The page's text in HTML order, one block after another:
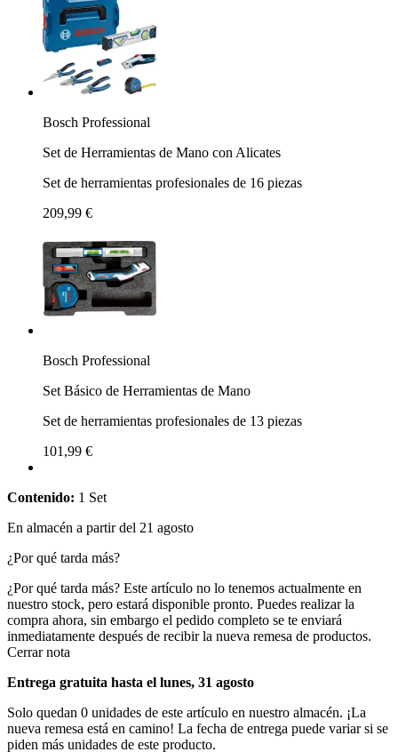
Bosch Professional
Set de Herramientas de Mano con Alicates
Set de herramientas profesionales de 16 piezas
209,99 €
Bosch Professional
Set Básico de Herramientas de Mano
Set de herramientas profesionales de 13 piezas
101,99 €
Contenido: 1 Set
En almacén a partir del 21 agosto
¿Por qué tarda más?
¿Por qué tarda más? Este artículo no lo tenemos actualmente en
nuestro stock, pero estará disponible pronto. Puedes realizar la
compra ahora, sin embargo el pedido completo se te enviará
inmediatamente después de recibir la nueva remesa de productos.
Cerrar nota
Entrega gratuita hasta el lunes, 31 agosto
Solo quedan 0 unidades de este artículo en nuestro almacén. ¡La
nueva remesa está en camino! La fecha de entrega puede variar si se
piden más unidades de este producto.